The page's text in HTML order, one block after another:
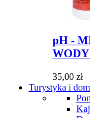
pH -
35,00 zł
Turystyka i dom